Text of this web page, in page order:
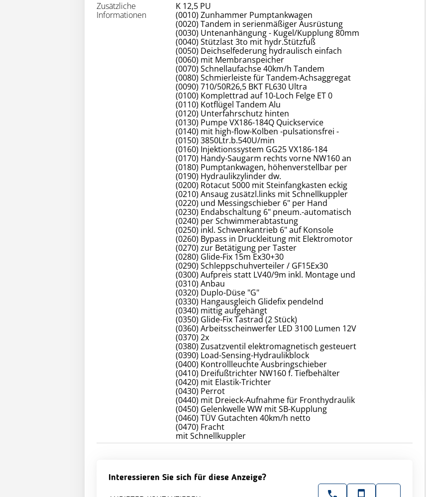
Zusätzliche
Informationen
K 12,5 PU
(0010) Zunhammer Pumptankwagen
(0020) Tandem in serienmäßiger Ausrüstung
(0030) Untenanhängung - Kugel/Kupplung 80mm
(0040) Stützlast 3to mit hydr.Stützfuß
(0050) Deichselfederung hydraulisch einfach
(0060) mit Membranspeicher
(0070) Schnellaufachse 40km/h Tandem
(0080) Schmierleiste für Tandem-Achsaggregat
(0090) 710/50R26,5 BKT FL630 Ultra
(0100) Komplettrad auf 10-Loch Felge ET 0
(0110) Kotflügel Tandem Alu
(0120) Unterfahrschutz hinten
(0130) Pumpe VX186-184Q Quickservice
(0140) mit high-flow-Kolben -pulsationsfrei -
(0150) 3850Ltr.b.540U/min
(0160) Injektionssystem GG25 VX186-184
(0170) Handy-Saugarm rechts vorne NW160 an
(0180) Pumptankwagen, höhenverstellbar per
(0190) Hydraulikzylinder dw.
(0200) Rotacut 5000 mit Steinfangkasten eckig
(0210) Ansaug zusätzl.links mit Schnellkuppler
(0220) und Messingschieber 6" per Hand
(0230) Endabschaltung 6" pneum.-automatisch
(0240) per Schwimmerabtastung
(0250) inkl. Schwenkantrieb 6" auf Konsole
(0260) Bypass in Druckleitung mit Elektromotor
(0270) zur Betätigung per Taster
(0280) Glide-Fix 15m Ex30+30
(0290) Schleppschuhverteiler / GF15Ex30
(0300) Aufpreis statt LV40/9m inkl. Montage und
(0310) Anbau
(0320) Duplo-Düse "G"
(0330) Hangausgleich Glidefix pendelnd
(0340) mittig aufgehängt
(0350) Glide-Fix Tastrad (2 Stück)
(0360) Arbeitsscheinwerfer LED 3100 Lumen 12V
(0370) 2x
(0380) Zusatzventil elektromagnetisch gesteuert
(0390) Load-Sensing-Hydraulikblock
(0400) Kontrollleuchte Ausbringschieber
(0410) Dreifußtrichter NW160 f. Tiefbehälter
(0420) mit Elastik-Trichter
(0430) Perrot
(0440) mit Dreieck-Aufnahme für Fronthydraulik
(0450) Gelenkwelle WW mit SB-Kupplung
(0460) TÜV Gutachten 40km/h netto
(0470) Fracht
mit Schnellkuppler
Interessieren Sie sich für diese Anzeige?